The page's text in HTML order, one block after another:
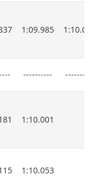
1:09.985 1:10.037
---------- ----------
1:10.001
1:10.053